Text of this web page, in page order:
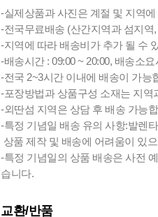
-실제상품과 사진은 계절 및 지역
-전국무료배송 (산간지역과 섬지역
-지역에 따라 배송비가 추가 될 수
-배송시간 : 09:00 ~ 20:00, 배송소
-전국 2~3시간 이내에 배송이 가
-포장방법과 상품구성 소재는 지
-외딴섬 지역은 상담 후 배송 가능
-특정 기념일 배송 유의 사항:발렌
상품 제작 및 배송에 어려움이 있
-특정 기념일의 상품 배송은 사전
습니다.
교환/반품